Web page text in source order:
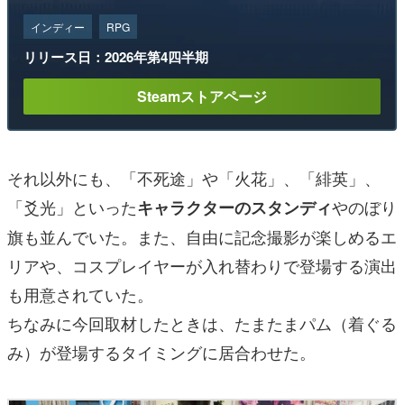
インディー RPG
リリース日：2026年第4四半期
Steamストアページ
それ以外にも、「不死途」や「火花」、「緋英」、
「爻光」といったキャラクターのスタンディやのぼり
旗も並んでいた。また、自由に記念撮影が楽しめるエ
リアや、コスプレイヤーが入れ替わりで登場する演出
も用意されていた。
ちなみに今回取材したときは、たまたまパム（着ぐる
み）が登場するタイミングに居合わせた。